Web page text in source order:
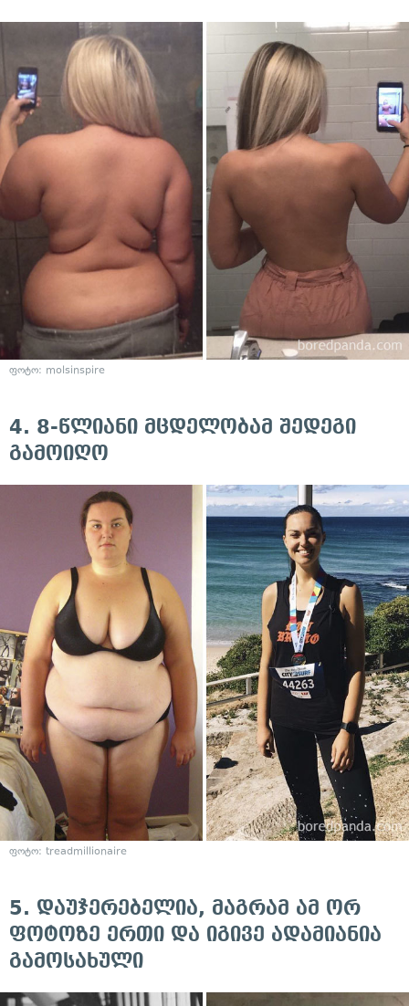
ფოტო: molsinspire
4. 8-წლიანი მცდელობამ შედეგი
გამოიღო
ფოტო: treadmillionaire
5. დაუჯერებელია, მაგრამ ამ ორ
ფოტოზე ერთი და იგივე ადამიანია
გამოსახული